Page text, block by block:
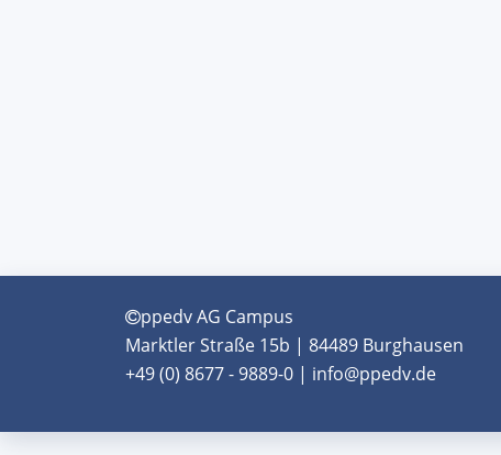
ppedv AG Campus
Marktler Straße 15b | 84489 Burghausen
+49 (0) 8677 - 9889-0 | info@ppedv.de